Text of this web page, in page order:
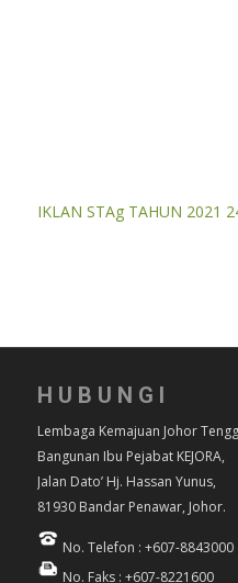
IKLAN STAg TAHUN 2021
HUBUNGI
Lembaga Kemajuan Johor
Bangunan Ibu Pejabat KEJORA,
Jalan Dato’ Hj. Hassan Yunus,
81930 Bandar Penawar, Johor.
No. Telefon : +607-8843000
No. Faks : +607-8221600